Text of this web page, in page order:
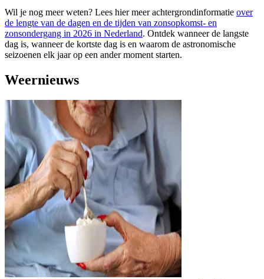
Wil je nog meer weten? Lees hier meer achtergrondinformatie over
de lengte van de dagen en de tijden van zonsopkomst- en
zonsondergang in 2026 in Nederland. Ontdek wanneer de langste
dag is, wanneer de kortste dag is en waarom de astronomische
seizoenen elk jaar op een ander moment starten.
Weernieuws